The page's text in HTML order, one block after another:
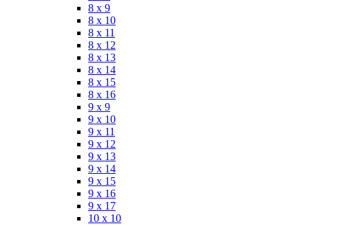
8 x 9
8 x 10
8 x 11
8 x 12
8 x 13
8 x 14
8 x 15
8 x 16
9 x 9
9 x 10
9 x 11
9 x 12
9 x 13
9 x 14
9 x 15
9 x 16
9 x 17
10 x 10